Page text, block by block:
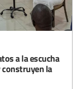
a la escucha
la